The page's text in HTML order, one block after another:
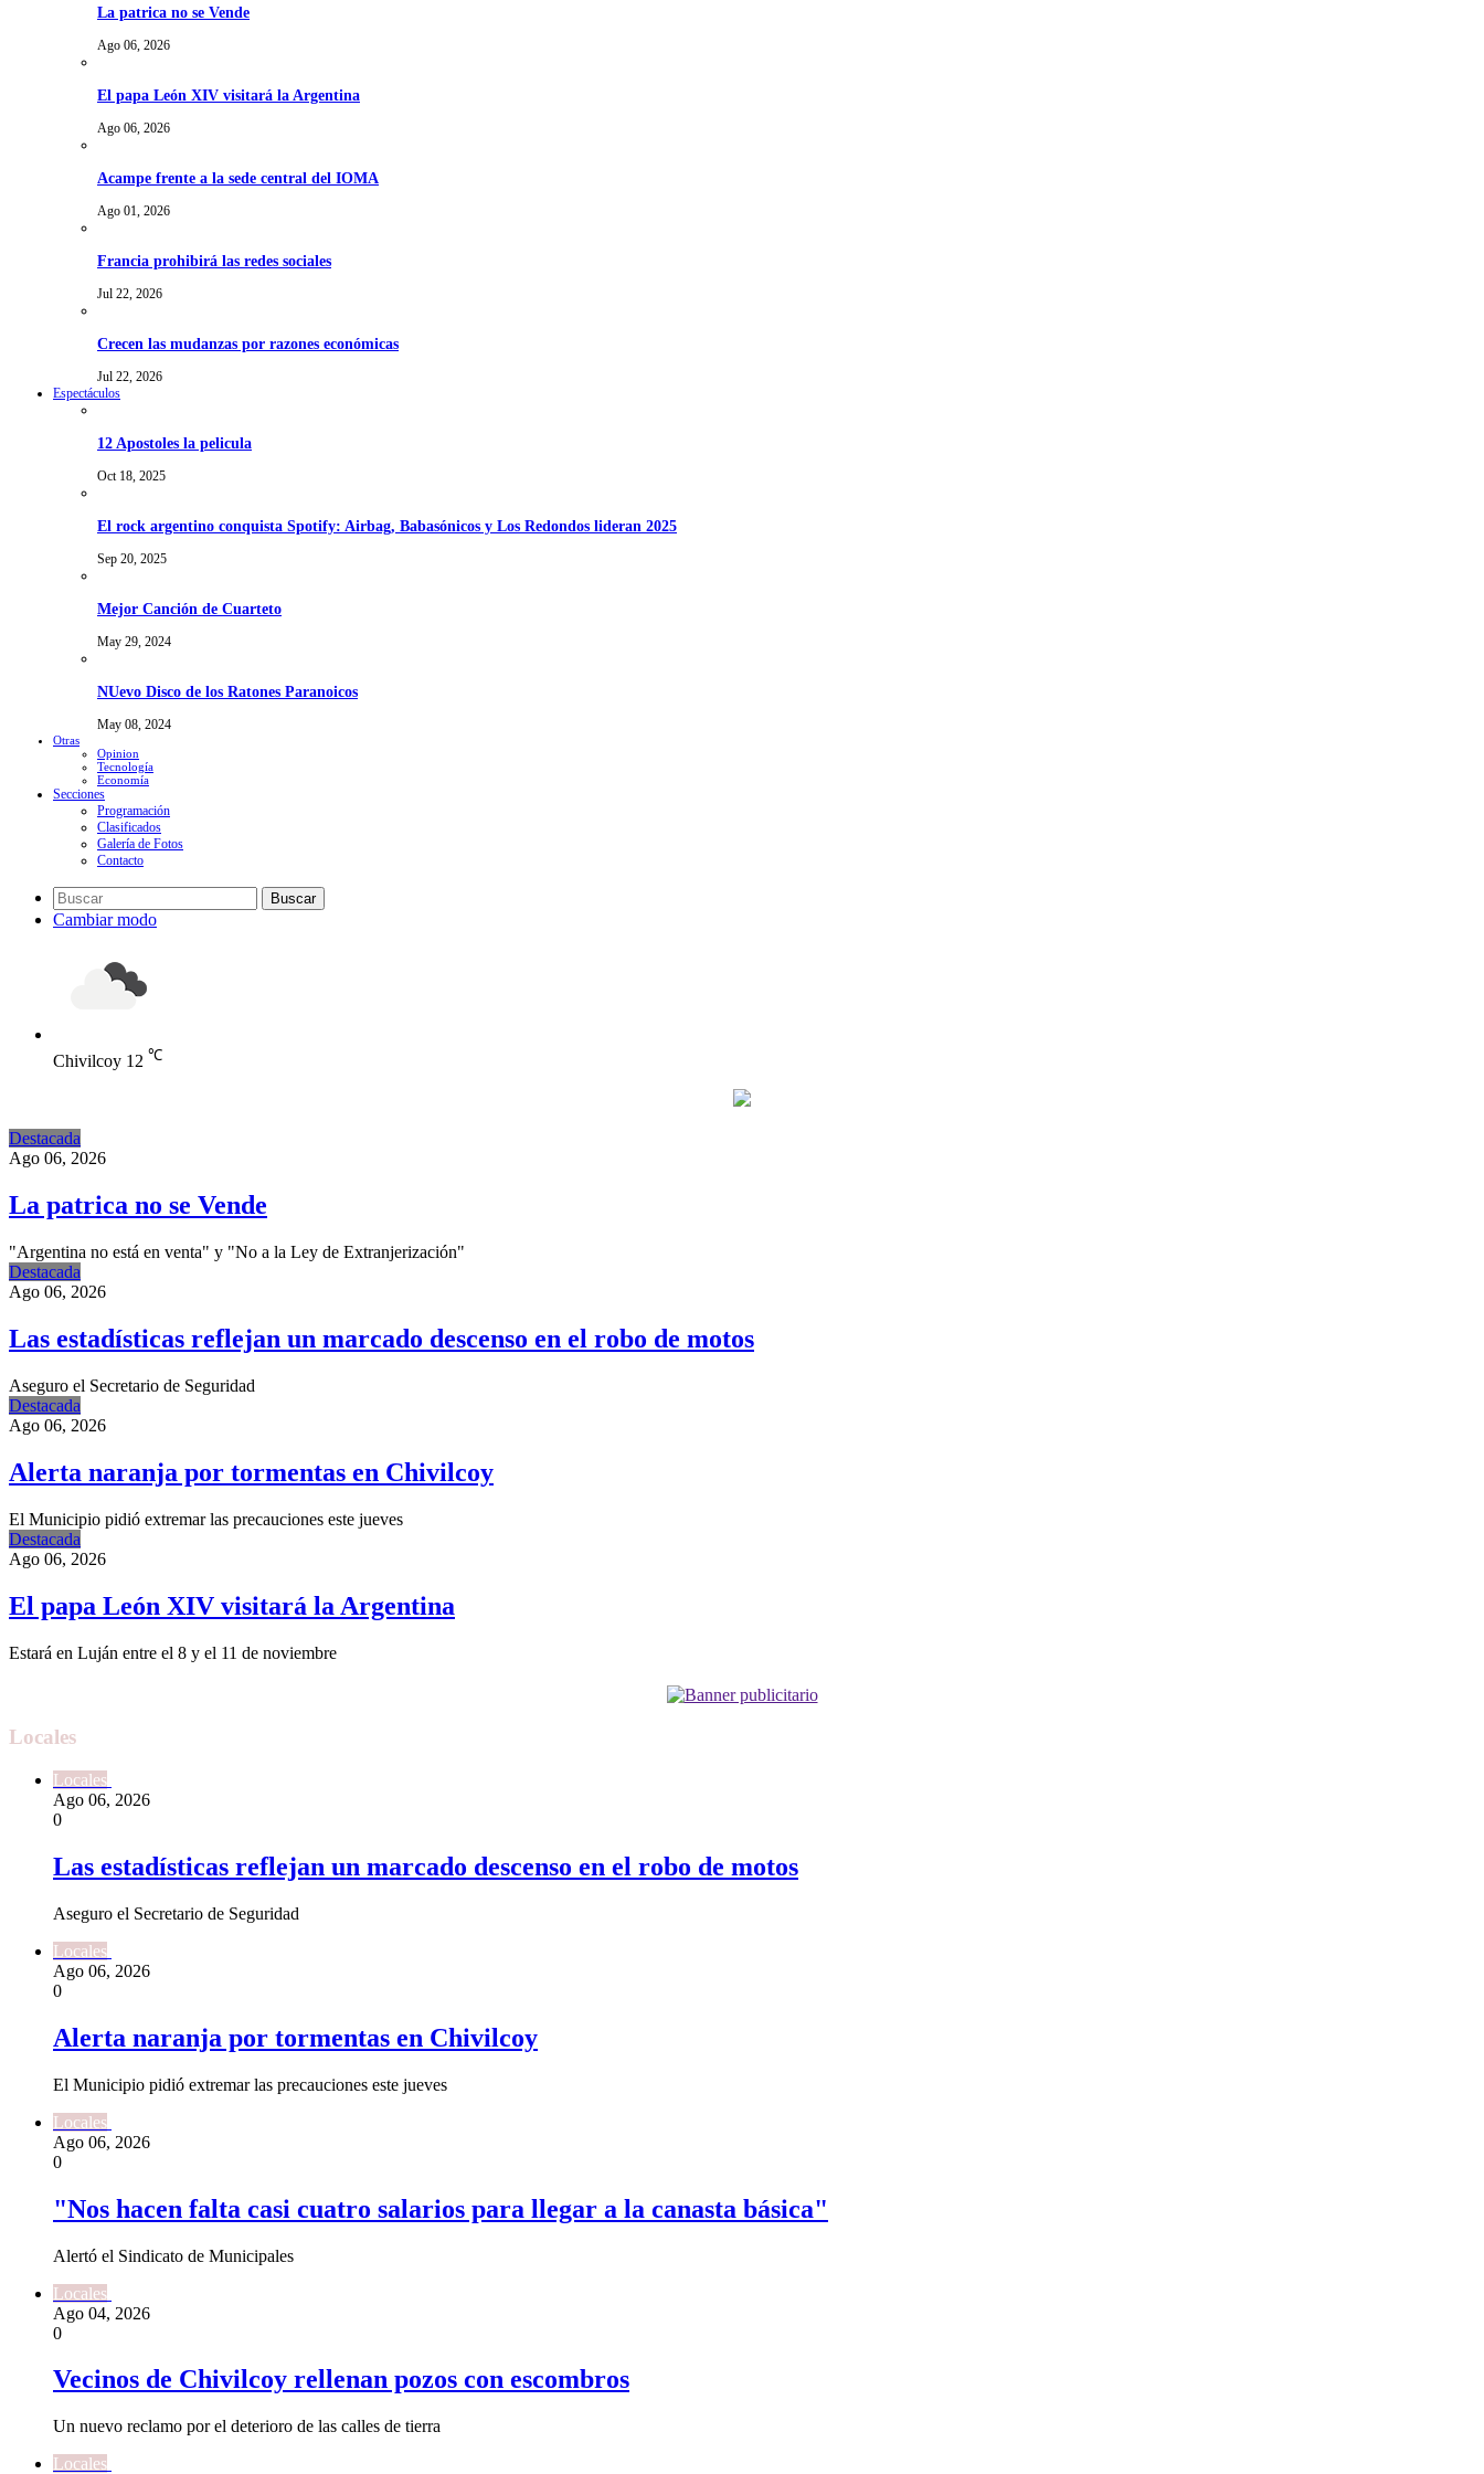
La patrica no se Vende
Ago 06, 2026
El papa León XIV visitará la Argentina
Ago 06, 2026
Acampe frente a la sede central del IOMA
Ago 01, 2026
Francia prohibirá las redes sociales
Jul 22, 2026
Crecen las mudanzas por razones económicas
Jul 22, 2026
Espectáculos
12 Apostoles la pelicula
Oct 18, 2025
El rock argentino conquista Spotify: Airbag, Babasónicos y Los Redondos lideran 2025
Sep 20, 2025
Mejor Canción de Cuarteto
May 29, 2024
NUevo Disco de los Ratones Paranoicos
May 08, 2024
Otras
Opinion
Tecnología
Economía
Secciones
Programación
Clasificados
Galería de Fotos
Contacto
Buscar
Cambiar modo
Chivilcoy 12 ℃
Destacada
Ago 06, 2026
La patrica no se Vende
"Argentina no está en venta" y "No a la Ley de Extranjerización"
Destacada
Ago 06, 2026
Las estadísticas reflejan un marcado descenso en el robo de motos
Aseguro el Secretario de Seguridad
Destacada
Ago 06, 2026
Alerta naranja por tormentas en Chivilcoy
El Municipio pidió extremar las precauciones este jueves
Destacada
Ago 06, 2026
El papa León XIV visitará la Argentina
Estará en Luján entre el 8 y el 11 de noviembre
Locales
Locales
Ago 06, 2026
0
Las estadísticas reflejan un marcado descenso en el robo de motos
Aseguro el Secretario de Seguridad
Locales
Ago 06, 2026
0
Alerta naranja por tormentas en Chivilcoy
El Municipio pidió extremar las precauciones este jueves
Locales
Ago 06, 2026
0
"Nos hacen falta casi cuatro salarios para llegar a la canasta básica"
Alertó el Sindicato de Municipales
Locales
Ago 04, 2026
0
Vecinos de Chivilcoy rellenan pozos con escombros
Un nuevo reclamo por el deterioro de las calles de tierra
Locales